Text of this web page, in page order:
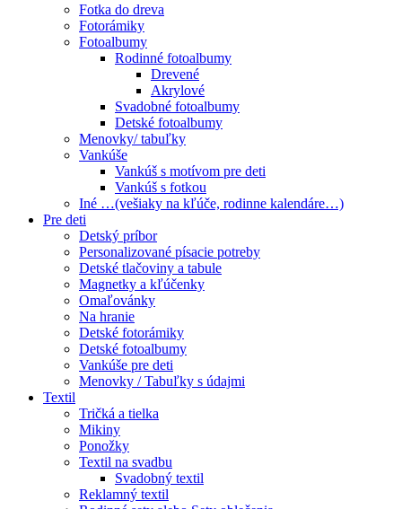
Fotka do dreva
Fotorámiky
Fotoalbumy
Rodinné fotoalbumy
Drevené
Akrylové
Svadobné fotoalbumy
Detské fotoalbumy
Menovky/ tabuľky
Vankúše
Vankúš s motívom pre deti
Vankúš s fotkou
Iné …(vešiaky na kľúče, rodinne kalendáre…)
Pre deti
Detský príbor
Personalizované písacie potreby
Detské tlačoviny a tabule
Magnetky a kľúčenky
Omaľovánky
Na hranie
Detské fotorámiky
Detské fotoalbumy
Vankúše pre deti
Menovky / Tabuľky s údajmi
Textil
Tričká a tielka
Mikiny
Ponožky
Textil na svadbu
Svadobný textil
Reklamný textil